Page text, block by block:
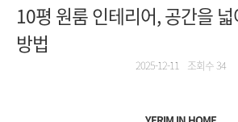
10평 원룸 인테리어, 공간을
방법
2025-12-11 조회수 34